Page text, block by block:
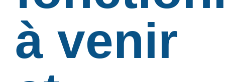
à venir